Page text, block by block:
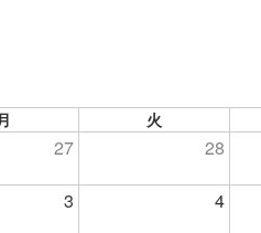
火
27 28
3 4